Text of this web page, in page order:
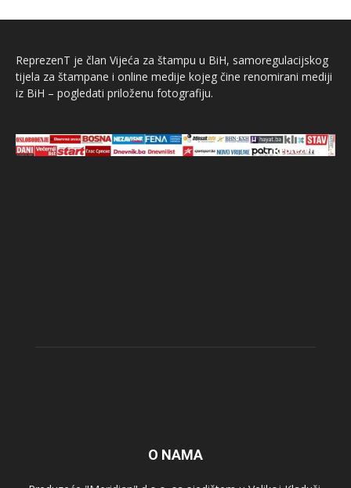
ReprezenT je član Vijeća za štampu u BiH, samoregulacijskog
tijela za štampane i online medije kojeg čine renomirani mediji
iz BiH – pogledati priloženu fotografiju.
O NAMA